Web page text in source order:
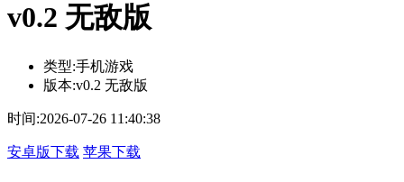
v0.2 无敌版
类型:手机游戏
版本:v0.2 无敌版
时间:2026-07-26 11:40:38
安卓版下载 苹果下载